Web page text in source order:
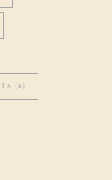
(6)